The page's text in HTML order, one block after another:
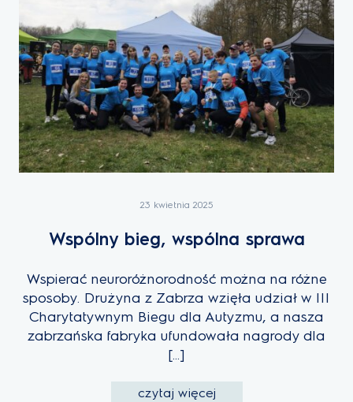
Wspólny bieg, wspólna sprawa
23 kwietnia 2025
Wspierać neuroróżnorodność można na różne
sposoby. Drużyna z Zabrza wzięła udział w III
Charytatywnym Biegu dla Autyzmu, a nasza
zabrzańska fabryka ufundowała nagrody dla
[…]
czytaj więcej